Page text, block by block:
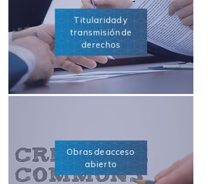
Titularidad y
transmisión de
derechos
Obras de acceso
abierto